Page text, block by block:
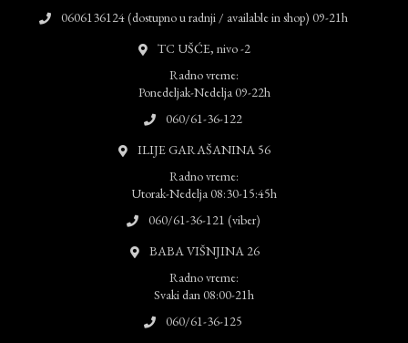
0606136124 (dostupno u radnji / available in shop) 09-21h
TC UŠĆE, nivo -2
Radno vreme:
Ponedeljak-Nedelja 09-22h
060/61-36-122
ILIJE GARAŠANINA 56
Radno vreme:
Utorak-Nedelja 08:30-15:45h
060/61-36-121 (viber)
BABA VIŠNJINA 26
Radno vreme:
Svaki dan 08:00-21h
060/61-36-125